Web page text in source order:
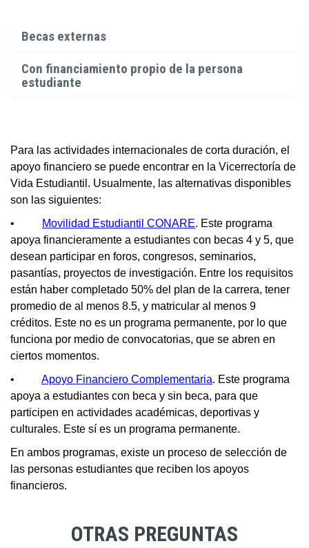
Becas externas
Con financiamiento propio de la persona
estudiante
Para las actividades internacionales de corta duración, el
apoyo financiero se puede encontrar en la Vicerrectoría de
Vida Estudiantil. Usualmente, las alternativas disponibles
son las siguientes:
•
Movilidad Estudiantil CONARE. Este programa
apoya financieramente a estudiantes con becas 4 y 5, que
desean participar en foros, congresos, seminarios,
pasantías, proyectos de investigación. Entre los requisitos
están haber completado 50% del plan de la carrera, tener
promedio de al menos 8.5, y matricular al menos 9
créditos. Este no es un programa permanente, por lo que
funciona por medio de convocatorias, que se abren en
ciertos momentos.
• Apoyo Financiero Complementaria. Este programa
apoya a estudiantes con beca y sin beca, para que
participen en actividades académicas, deportivas y
culturales. Este sí es un programa permanente.
En ambos programas, existe un proceso de selección de
las personas estudiantes que reciben los apoyos
financieros.
OTRAS PREGUNTAS